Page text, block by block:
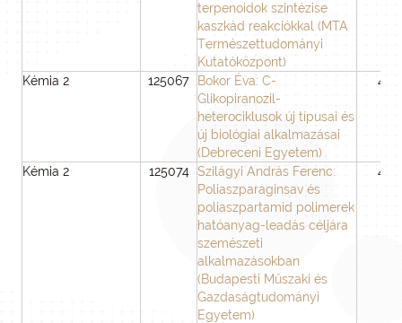
terpenoidok szintézise
kaszkád reakciókkal (MTA
Természettudományi
Kutatóközpont)
Kémia 2 125067
Bokor Éva: C-
Glikopiranozil-
heterociklusok új típusai és
új biológiai alkalmazásai
(Debreceni Egyetem)
48
Kémia 2 125074 Szilágyi András Ferenc:
Poliaszparaginsav és
poliaszpartamid polimerek
hatóanyag-leadás céljára
szemészeti
alkalmazásokban
(Budapesti Műszaki és
Gazdaságtudományi
Egyetem)
48